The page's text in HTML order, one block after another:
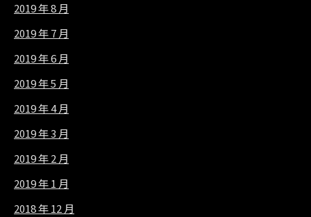
2019 年 8 月
2019 年 7 月
2019 年 6 月
2019 年 5 月
2019 年 4 月
2019 年 3 月
2019 年 2 月
2019 年 1 月
2018 年 12 月